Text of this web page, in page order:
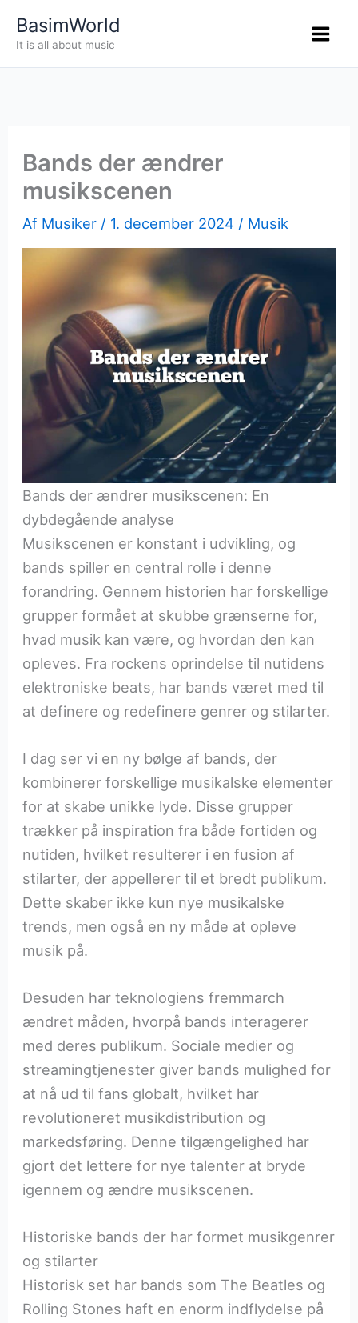
BasimWorld
It is all about music
Bands der ændrer
musikscenen
Af Musiker / 1. december 2024 / Musik
Bands der ændrer musikscenen: En
dybdegående analyse
Musikscenen er konstant i udvikling, og
bands spiller en central rolle i denne
forandring. Gennem historien har forskellige
grupper formået at skubbe grænserne for,
hvad musik kan være, og hvordan den kan
opleves. Fra rockens oprindelse til nutidens
elektroniske beats, har bands været med til
at definere og redefinere genrer og stilarter.
I dag ser vi en ny bølge af bands, der
kombinerer forskellige musikalske elementer
for at skabe unikke lyde. Disse grupper
trækker på inspiration fra både fortiden og
nutiden, hvilket resulterer i en fusion af
stilarter, der appellerer til et bredt publikum.
Dette skaber ikke kun nye musikalske
trends, men også en ny måde at opleve
musik på.
Desuden har teknologiens fremmarch
ændret måden, hvorpå bands interagerer
med deres publikum. Sociale medier og
streamingtjenester giver bands mulighed for
at nå ud til fans globalt, hvilket har
revolutioneret musikdistribution og
markedsføring. Denne tilgængelighed har
gjort det lettere for nye talenter at bryde
igennem og ændre musikscenen.
Historiske bands der har formet musikgenrer
og stilarter
Historisk set har bands som The Beatles og
Rolling Stones haft en enorm indflydelse på